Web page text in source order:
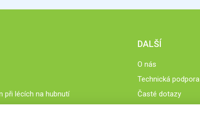
při lécích na hubnutí
DALŠÍ
O nás
Technická podpora
Časté dotazy